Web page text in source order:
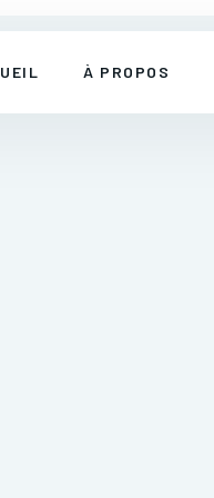
À PROPOS